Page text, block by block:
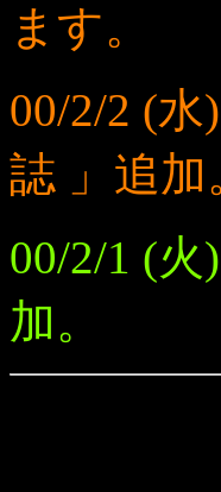
ます。
00/2/2 (
誌 」追
00/2/1 (
加。